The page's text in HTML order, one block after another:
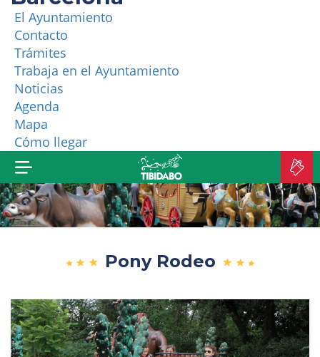
El Ayuntamiento
Contacto
Trámites
Trabaja en el Ayuntamiento
Noticias
Agenda
Mapa
Cómo llegar
TIBICLUB
¿QUIÉNES SOMOS?
MÁS PRODUCTOS
Pony Rodeo